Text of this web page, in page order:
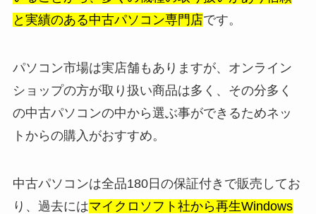
と実績のある中古パソコン専門店です。
パソコン市場は実店舗もありますが、オンライン
ショップの方が取り扱い商品は多く、その分多く
の中古パソコンの中から選ぶ事ができるためネッ
トからの購入がおすすめ。
中古パソコンは全品180日の保証付きで販売してお
り、過去にはマイクロソフト社から再生Windows